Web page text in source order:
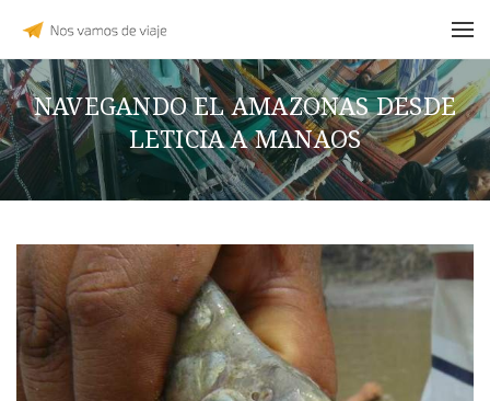
NAVEGANDO EL AMAZONAS DESDE
LETICIA A MANAOS